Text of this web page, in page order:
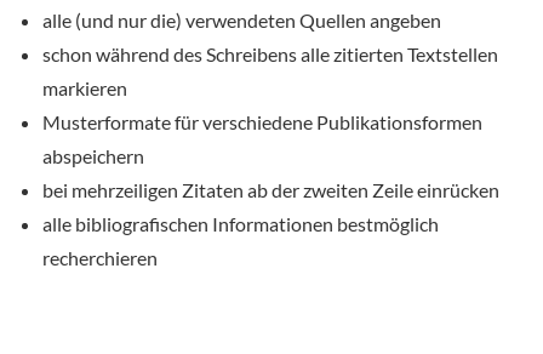
alle (und nur die) verwendeten Quellen angeben
schon während des Schreibens alle zitierten Textstellen
markieren
Musterformate für verschiedene Publikationsformen
abspeichern
bei mehrzeiligen Zitaten ab der zweiten Zeile einrücken
alle bibliografischen Informationen bestmöglich
recherchieren